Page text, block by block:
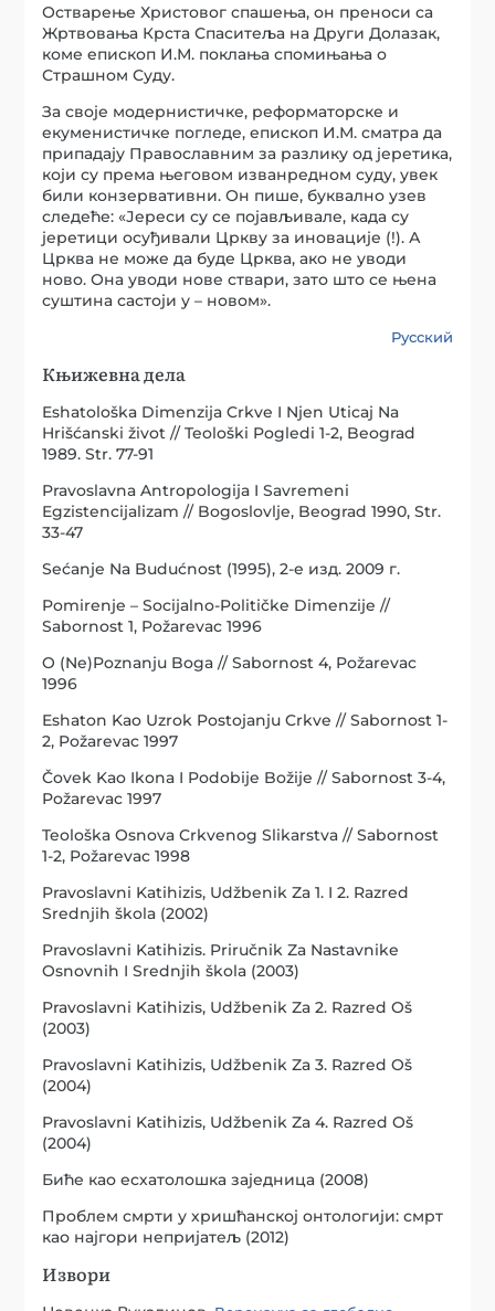
Остварење Христовог спашења, он преноси са
Жртвовања Крста Спаситеља на Други Долазак,
коме епископ И.М. поклања спомињања о
Страшном Суду.
За своје модернистичке, реформаторске и
екуменистичке погледе, епископ И.М. сматра да
припадају Православним за разлику од јеретика,
који су према његовом изванредном суду, увек
били конзервативни. Он пише, буквално узев
следеће: «Јереси су се појављивале, када су
јеретици осуђивали Цркву за иновације (!). А
Црква не може да буде Црква, ако не уводи
ново. Она уводи нове ствари, зато што се њена
суштина састоји у – новом».
Русский
Књижевна дела
Eshatološka Dimenzija Crkve I Njen Uticaj Na
Hrišćanski život // Teološki Pogledi 1-2, Beograd
1989. Str. 77-91
Pravoslavna Antropologija I Savremeni
Egzistencijalizam // Bogoslovlje, Beograd 1990, Str.
33-47
Sećanje Na Budućnost (1995), 2-е изд. 2009 г.
Pomirenje – Socijalno-Političke Dimenzije //
Sabornost 1, Požarevac 1996
O (Ne)Poznanju Boga // Sabornost 4, Požarevac
1996
Eshaton Kao Uzrok Postojanju Crkve // Sabornost 1-
2, Požarevac 1997
Čovek Kao Ikona I Podobije Božije // Sabornost 3-4,
Požarevac 1997
Teološka Osnova Crkvenog Slikarstva // Sabornost
1-2, Požarevac 1998
Pravoslavni Katihizis, Udžbenik Za 1. I 2. Razred
Srednjih škola (2002)
Pravoslavni Katihizis. Priručnik Za Nastavnike
Osnovnih I Srednjih škola (2003)
Pravoslavni Katihizis, Udžbenik Za 2. Razred Oš
(2003)
Pravoslavni Katihizis, Udžbenik Za 3. Razred Oš
(2004)
Pravoslavni Katihizis, Udžbenik Za 4. Razred Oš
(2004)
Биће као есхатолошка заједница (2008)
Проблем смрти у хришћанској онтологији: смрт
као најгори непријатељ (2012)
Извори